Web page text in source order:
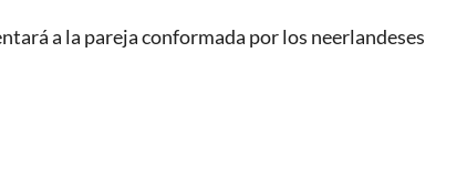
a la pareja conformada por los neerlandeses